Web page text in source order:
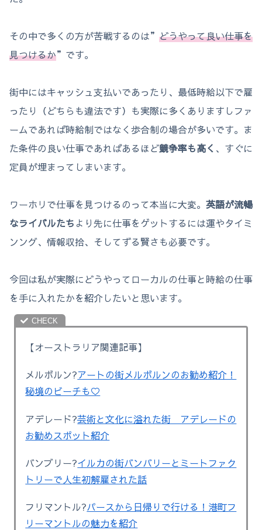
その中で多くの方が苦戦するのは” どうやって良い仕事を
見つけるか”です。
街中にはキャッシュ支払いであったり、最低時給以下で雇
ったり（どちらも違法です）も実際に多くありますしファ
ームであれば時給制ではなく歩合制の場合が多いです。ま
た条件の良い仕事であればあるほど競争率も高く 、すぐに
定員が埋まってしまいます。
ワーホリで仕事を見つけるのって本当に大変。 英語が流暢
なライバルたち より先に仕事をゲットするには運やタイミ
ンング、情報収拾、そしてずる賢さも必要です。
今回は私が実際にどうやってローカルの仕事と時給の仕事
を手に入れたかを紹介したいと思います。
【オーストラリア関連記事】
メルボルン?アートの街メルボルンのお勧め紹介！
秘境のビーチも♡
アデレード?芸術と文化に溢れた街 アデレードの
お勧めスポット紹介
バンブリー?イルカの街バンバリーとミートファク
トリーで人生初解雇された話
フリマントル?パースから日帰りで行ける！港町フ
リーマントルの魅力を紹介